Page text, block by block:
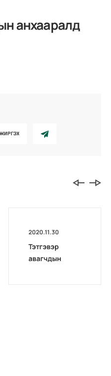
анхааралд
ЖИРГЭХ
2020.11.30
Тэтгэвэр
авагчдын